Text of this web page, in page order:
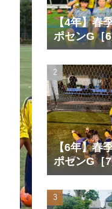
【4年】春
ポセンG［
『マッチレ
【6年】春
ポセンG［
『マッチレ